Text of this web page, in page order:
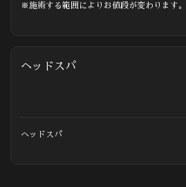
※施術する範囲によりお値段が変わります。
ヘッドスパ
ヘッドスパ